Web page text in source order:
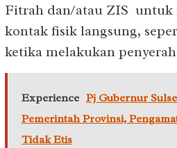
Fitrah dan/atau ZIS
kontak fisik langsung,
ketika melakukan
Experience Pj Gubernur
Pemerintah Provinsi,
Tidak Etis